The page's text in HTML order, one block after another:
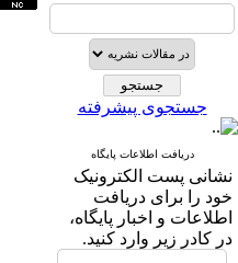
جستجوی پیشرفته
دریافت اطلاعات پایگاه
نشانی پست الکترونیک
خود را برای دریافت
اطلاعات و اخبار پایگاه،
در کادر زیر وارد کنید.